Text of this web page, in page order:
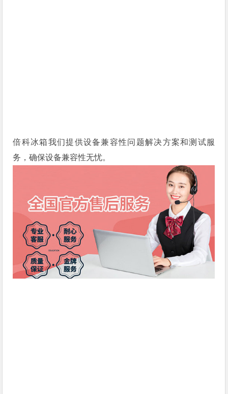
倍科冰箱我们提供设备兼容性问题解决方案和测试服
务，确保设备兼容性无忧。